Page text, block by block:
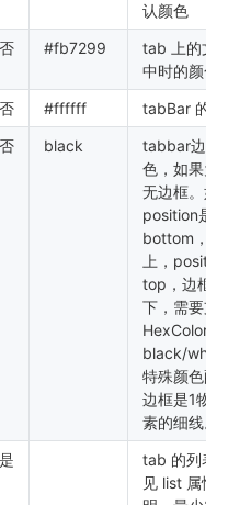
认颜色
否 #fb7299
tab 上的文
中时的颜色
否 #ffffff
tabBar 的
否 black
tabbar边框
色，如果为
无边框。如
position是
bottom，边
上，
top，边框在
下，需要支
HexColor和
black/white
特殊颜色配
边框是1物
素的细线。
是
tab 的列表
见 list 属性